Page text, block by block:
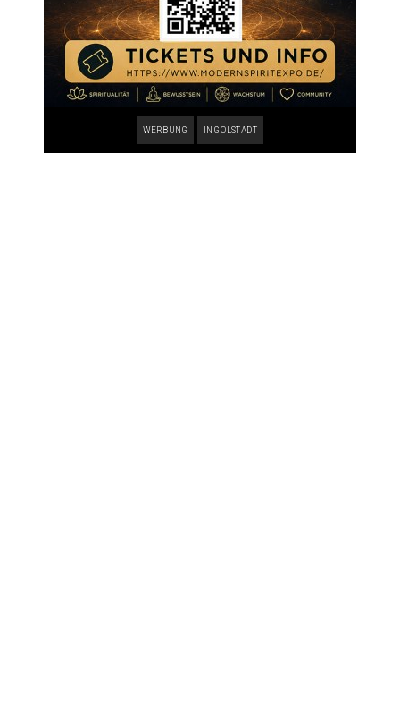
WERBUNG INGOLSTADT